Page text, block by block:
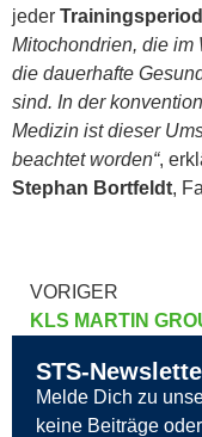
jeder
Mitochondrien, die im
die dauerhafte
sind. In der
Medizin ist dieser
beachtet worden“,
Stephan Bortfeldt,
VORIGER
STS-
Melde Dich zu
keine Beiträge